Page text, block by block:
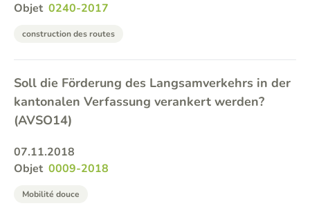
Objet 0240-2017
construction des routes
Soll die Förderung des Langsamverkehrs in der
kantonalen Verfassung verankert werden?
(AVSO14)
07.11.2018
Objet 0009-2018
Mobilité douce